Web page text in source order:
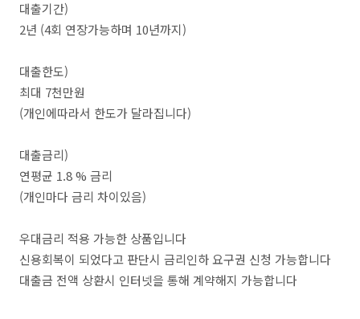
대출기간)
2년 (4회 연장가능하며 10년까지)
대출한도)
최대 7천만원
(개인에따라서 한도가 달라집니다)
대출금리)
연평균 1.8 % 금리
(개인마다 금리 차이있음)
우대금리 적용 가능한 상품입니다
신용회복이 되었다고 판단시 금리인하 요구권 신청 가능합니다
대출금 전액 상환시 인터넷을 통해 계약해지 가능합니다